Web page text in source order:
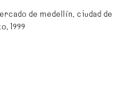
de medellín, ciudad de
1999